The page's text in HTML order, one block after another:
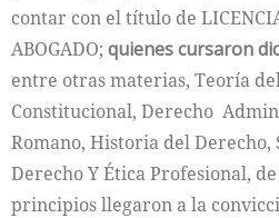
contar con el título de
ABOGADO; quienes cursaron
entre otras materias, Teoría
Constitucional, Derecho
Romano, Historia del Derecho,
Derecho Y Ética Profesional,
principios llegaron a la